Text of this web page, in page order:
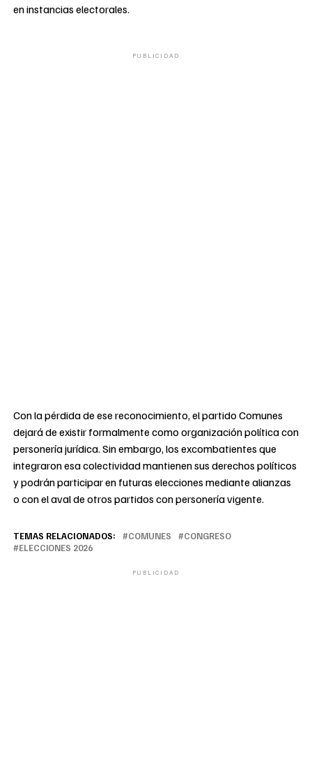
en instancias electorales.
PUBLICIDAD
Con la pérdida de ese reconocimiento, el partido Comunes
dejará de existir formalmente como organización política con
personería jurídica. Sin embargo, los excombatientes que
integraron esa colectividad mantienen sus derechos políticos
y podrán participar en futuras elecciones mediante alianzas
o con el aval de otros partidos con personería vigente.
TEMAS RELACIONADOS: COMUNES
CONGRESO
ELECCIONES 2026
PUBLICIDAD